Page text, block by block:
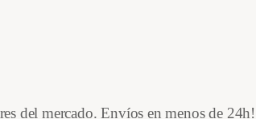
del mercado. Envíos en menos de 24h!